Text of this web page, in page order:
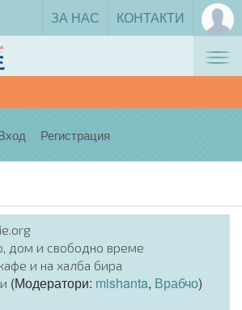
ЗА НАС КОНТАКТИ
Регистрация
дом и свободно време
и на халба бира
(Модератори: mishanta, Врабчо)